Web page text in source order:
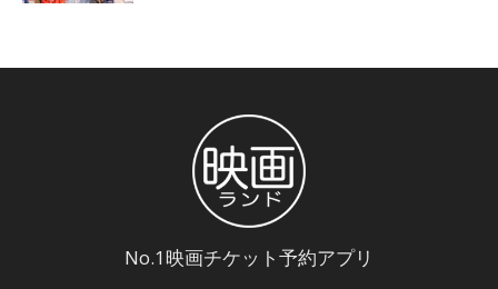
No.1映画チケット予約アプリ